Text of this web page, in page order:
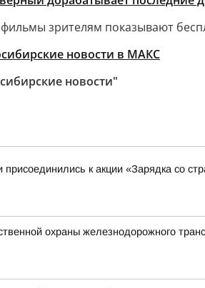
зрителям показывают
новости в MАКС
новости"
присоединились к акции «Зарядка со
охраны железнодорожного